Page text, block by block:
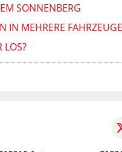
SONNENBERG
IN MEHRERE
LOS?